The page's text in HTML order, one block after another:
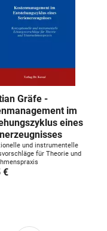
Gräfe -
im
eines
und instrumentelle
für Theorie und
€